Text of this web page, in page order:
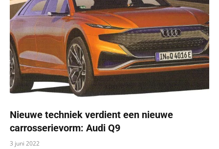
Nieuwe techniek verdient een nieuwe
carrosserievorm: Audi Q9
3 juni 2022